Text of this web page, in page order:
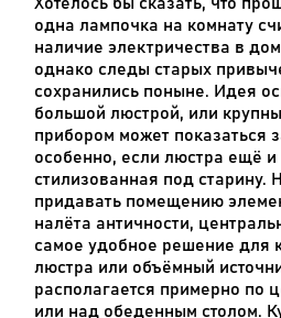
одна лампочка на комнату
наличие электричества в
однако следы старых
сохранились поныне. Идея
большой люстрой, или
прибором может показаться
особенно, если люстра ещё
стилизованная под старину.
придавать помещению
налёта античности,
самое удобное решение для
люстра или объёмный
располагается примерно по
или над обеденным столом.